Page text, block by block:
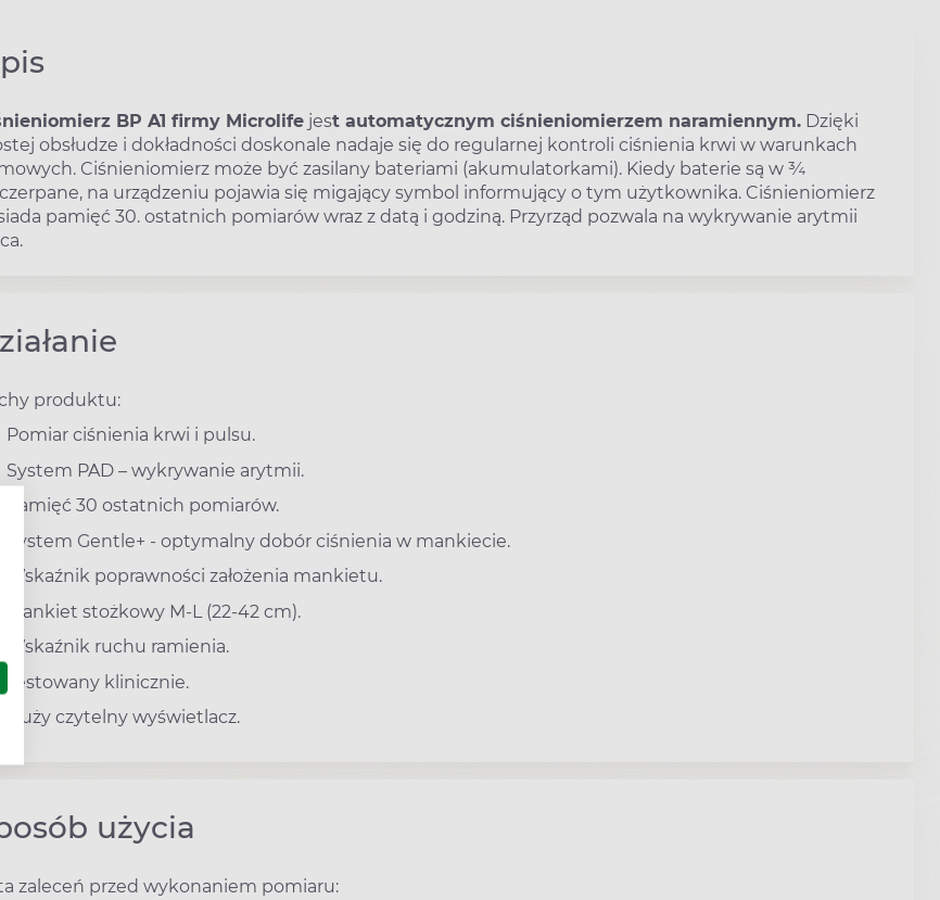
BP A1 firmy Microlife jest automatycznym ciśnieniomierzem naramiennym. Dzięki
obsłudze i dokładności doskonale nadaje się do regularnej kontroli ciśnienia krwi w warunkach
Ciśnieniomierz może być zasilany bateriami (akumulatorkami). Kiedy baterie są w ¾
na urządzeniu pojawia się migający symbol informujący o tym użytkownika. Ciśnieniomierz
pamięć 30. ostatnich pomiarów wraz z datą i godziną. Przyrząd pozwala na wykrywanie arytmii
produktu:
Pomiar ciśnienia krwi i pulsu.
System PAD – wykrywanie arytmii.
Pamięć 30 ostatnich pomiarów.
System Gentle+ - optymalny dobór ciśnienia w mankiecie.
Wskaźnik poprawności założenia mankietu.
Mankiet stożkowy M-L (22-42 cm).
Wskaźnik ruchu ramienia.
Testowany klinicznie.
Duży czytelny wyświetlacz.
użycia
zaleceń przed wykonaniem pomiaru: